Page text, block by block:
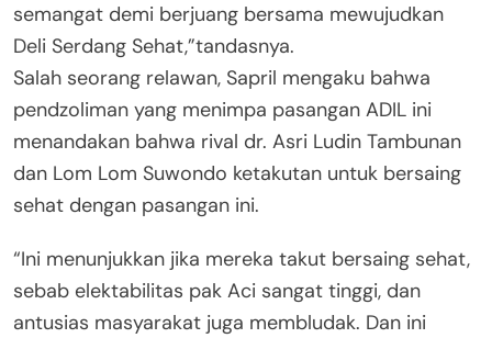
semangat demi berjuang bersama mewujudkan
Deli Serdang Sehat,”tandasnya.
Salah seorang relawan, Sapril mengaku bahwa
pendzoliman yang menimpa pasangan ADIL ini
menandakan bahwa rival dr. Asri Ludin Tambunan
dan Lom Lom Suwondo ketakutan untuk bersaing
sehat dengan pasangan ini.
“Ini menunjukkan jika mereka takut bersaing sehat,
sebab elektabilitas pak Aci sangat tinggi, dan
antusias masyarakat juga membludak. Dan ini